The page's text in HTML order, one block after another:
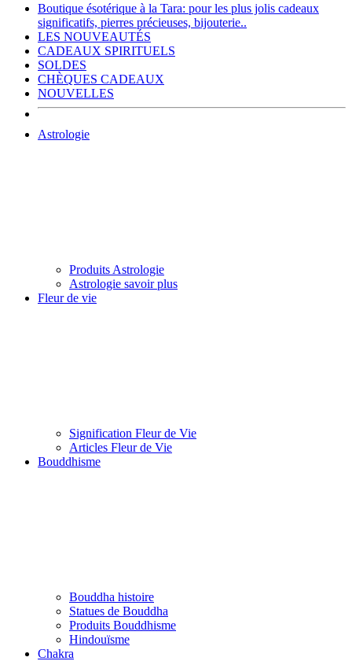
Boutique ésotérique à la Tara: pour les plus jolis cadeaux
significatifs, pierres précieuses, bijouterie..
LES NOUVEAUTÉS
CADEAUX SPIRITUELS
SOLDES
CHÈQUES CADEAUX
NOUVELLES
Astrologie
Produits Astrologie
Astrologie savoir plus
Fleur de vie
Signification Fleur de Vie
Articles Fleur de Vie
Bouddhisme
Bouddha histoire
Statues de Bouddha
Produits Bouddhisme
Hindouïsme
Chakra